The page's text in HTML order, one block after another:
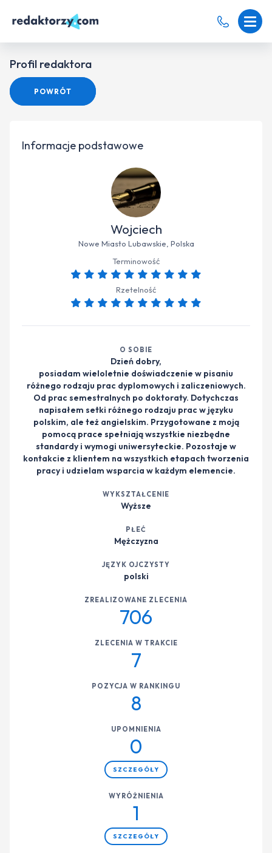
Profil redaktora
POWRÓT
Informacje podstawowe
Wojciech
Nowe Miasto Lubawskie, Polska
Terminowość
Rzetelność
O SOBIE
Dzień dobry,
posiadam wieloletnie doświadczenie w pisaniu
różnego rodzaju prac dyplomowych i zaliczeniowych.
Od prac semestralnych po doktoraty. Dotychczas
napisałem setki różnego rodzaju prac w języku
polskim, ale też angielskim. Przygotowane z moją
pomocą prace spełniają wszystkie niezbędne
standardy i wymogi uniwersyteckie. Pozostaje w
kontakcie z klientem na wszystkich etapach tworzenia
pracy i udzielam wsparcia w każdym elemencie.
WYKSZTAŁCENIE
Wyższe
PŁEĆ
Mężczyzna
JĘZYK OJCZYSTY
polski
ZREALIZOWANE ZLECENIA
706
ZLECENIA W TRAKCIE
7
POZYCJA W RANKINGU
8
UPOMNIENIA
0
SZCZEGÓŁY
WYRÓŻNIENIA
1
SZCZEGÓŁY